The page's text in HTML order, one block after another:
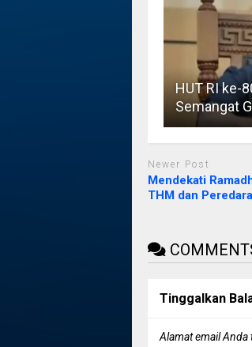
HUT RI ke-
Semangat
Newer Post
Mendekati
THM dan
Tinggalkan
Alamat email Anda